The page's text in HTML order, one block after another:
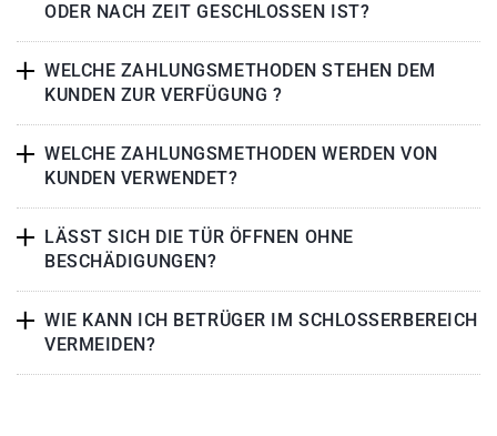
ODER NACH ZEIT GESCHLOSSEN IST?
WELCHE ZAHLUNGSMETHODEN STEHEN DEM
KUNDEN ZUR VERFÜGUNG ?
WELCHE ZAHLUNGSMETHODEN WERDEN VON
KUNDEN VERWENDET?
LÄSST SICH DIE TÜR ÖFFNEN OHNE
BESCHÄDIGUNGEN?
WIE KANN ICH BETRÜGER IM SCHLOSSERBEREICH
VERMEIDEN?